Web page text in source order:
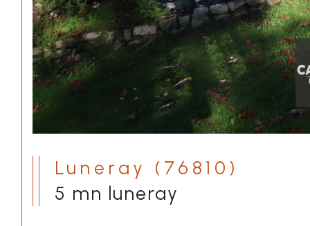
Luneray (76810)
5 mn luneray